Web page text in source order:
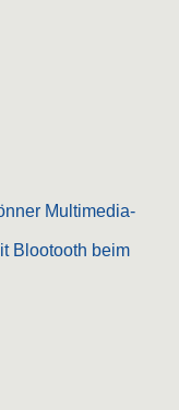
Multimedia-
Blootooth beim